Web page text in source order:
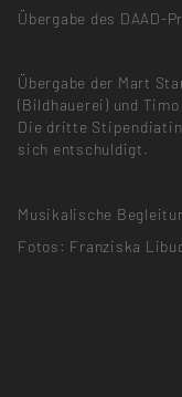
Übergabe des DAAD-
Übergabe der Mart
(Bildhauerei) und
Die dritte Stipendiatin
sich entschuldigt.
Musikalische
Fotos: Franziska